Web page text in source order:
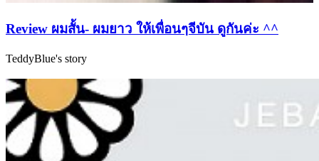
Review ผมสั้น- ผมยาว ให้เพื่อนๆจีบัน ดูกันค่ะ ^^
TeddyBlue's story